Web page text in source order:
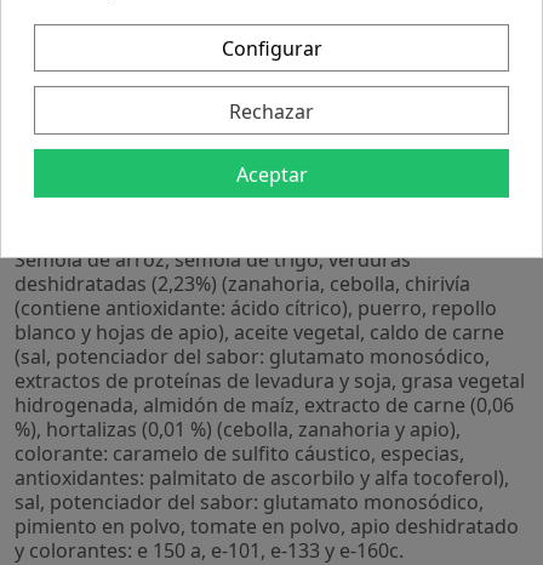
Preparado para elaborar sopa de verduras.
Sémola de arroz, sémola de trigo, verduras
deshidratadas (2,23%) (zanahoria, cebolla, chirivía
(contiene antioxidante: ácido cítrico), puerro, repollo
blanco y hojas de apio), aceite vegetal, caldo de carne
(sal, potenciador del sabor: glutamato monosódico,
extractos de proteínas de levadura y soja, grasa vegetal
hidrogenada, almidón de maíz, extracto de carne (0,06
%), hortalizas (0,01 %) (cebolla, zanahoria y apio),
colorante: caramelo de sulfito cáustico, especias,
antioxidantes: palmitato de ascorbilo y alfa tocoferol),
sal, potenciador del sabor: glutamato monosódico,
pimiento en polvo, tomate en polvo, apio deshidratado
y colorantes: e 150 a, e-101, e-133 y e-160c.
Configurar
Rechazar
Aceptar